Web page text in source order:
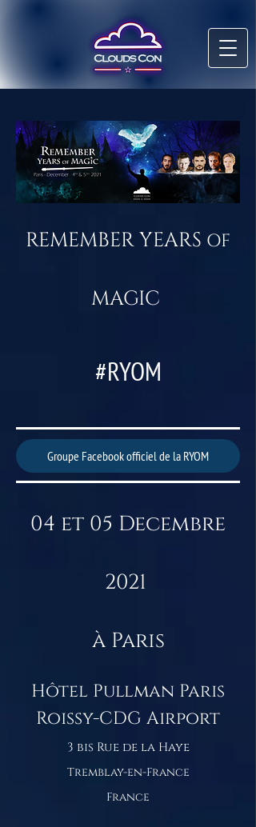
REMEMBER YEARS OF
MAGIC
#RYOM
Groupe Facebook officiel de la RYOM
04 et 05 Decembre
2021
à Paris
Hôtel Pullman Paris
Roissy-CDG Airport
3 bis Rue de la Haye
Tremblay-en-France
France